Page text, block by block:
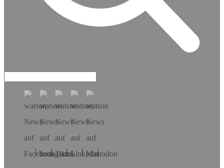
Hol dir die App!